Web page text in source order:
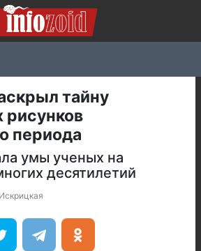
тайну
рисунков
периода
умы ученых на
десятилетий